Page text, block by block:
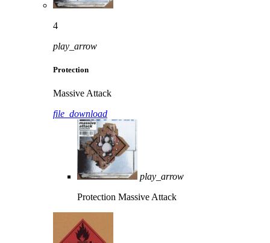
4
play_arrow
Protection
Massive Attack
file_download
play_arrow
Protection Massive Attack